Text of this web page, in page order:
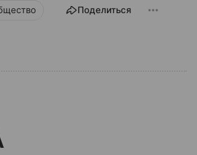
Поделиться